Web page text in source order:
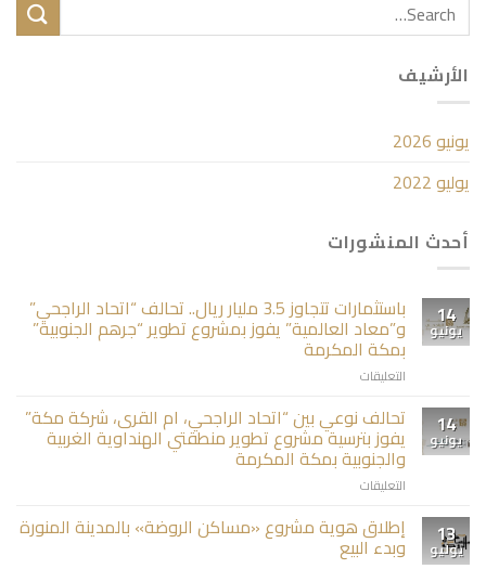
الأرشيف
يونيو 2026
يوليو 2022
أحدث المنشورات
14
يونيو
باستثمارات تتجاوز 3.5 مليار ريال.. تحالف “اتحاد الراجحي”
و”معاد العالمية” يفوز بمشروع تطوير “جرهم الجنوبية”
بمكة المكرمة
التعليقاتعلى
تتجاوز
3.5
مليار
ريال..
تحالف
الراجحي”
و”معاد
العالمية”
14
يونيو
تحالف نوعي بين “اتحاد الراجحي، ام القرى، شركة مكة”
يفوز بترسية مشروع تطوير منطقتي الهنداوية الغربية
والجنوبية بمكة المكرمة
التعليقاتعلى
نوعي
بين
“اتحاد
13
يوليو
إطلاق هوية مشروع «مساكن الروضة» بالمدينة المنورة
وبدء البيع